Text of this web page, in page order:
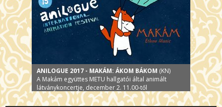
ANILOGUE 2017 - MAKÁM: ÁKOM BÁKOM (KN)
A Makám együttes METU hallgatói által animált
látványkoncertje, december 2. 11.00-től